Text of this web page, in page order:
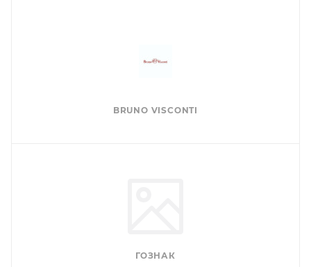
BRUNO VISCONTI
ГОЗНАК